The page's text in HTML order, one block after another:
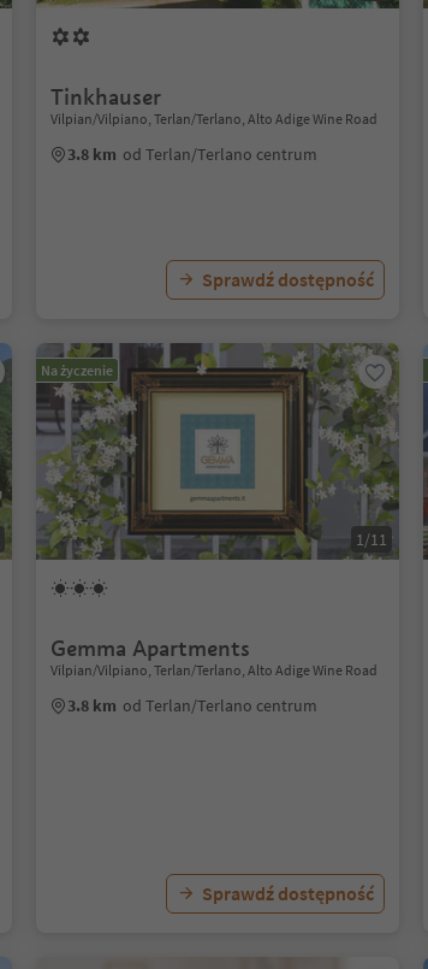
Tinkhauser
Vilpian/Vilpiano, Terlan/Terlano, Alto Adige Wine Road
3.8 km od Terlan/Terlano centrum
Sprawdź dostępność
Na życzenie
1/11
Gemma Apartments
Vilpian/Vilpiano, Terlan/Terlano, Alto Adige Wine Road
3.8 km od Terlan/Terlano centrum
Sprawdź dostępność